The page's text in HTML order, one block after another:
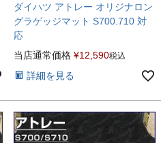
ダイハツ アトレー オリジナロン
グラゲッジマット S700.710 対
応
当店通常価格 ¥12,590税込
詳細を見る